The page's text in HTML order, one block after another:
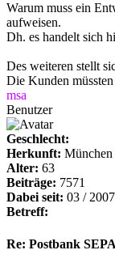
Warum muss ein
aufweisen.
Dh. es handelt sich
Des weiteren stellt
Die Kunden
msa
Benutzer
Geschlecht:
Herkunft: München
Alter: 63
Beiträge: 7571
Dabei seit: 03 / 2007
Betreff:
Re: Postbank